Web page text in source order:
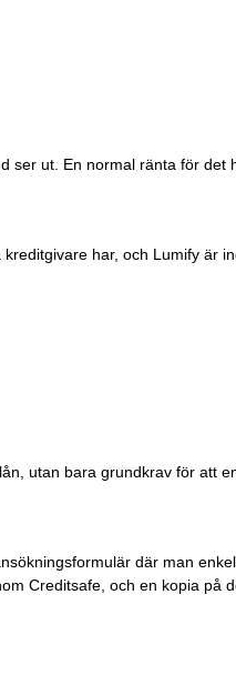
ut. En normal ränta för det
har, och Lumify är
utan bara grundkrav för att
där man
Creditsafe, och en kopia på